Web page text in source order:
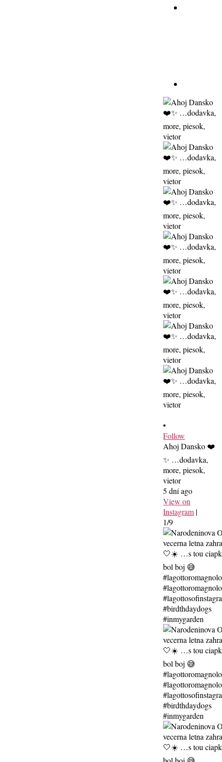
•
Follow
Ahoj Dansko ❤️
✨ …dodavka,
more, piesok,
vietor
5 dní ago
View on
Instagram |
1/9